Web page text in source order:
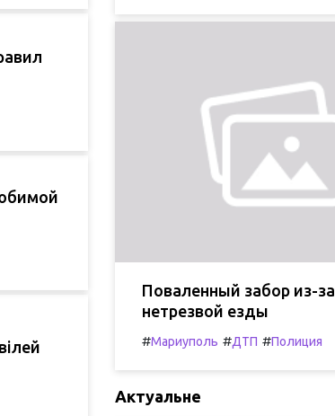
Поваленный забор из-за
нетрезвой езды
#Мариуполь #ДТП #Полиция
Актуальне